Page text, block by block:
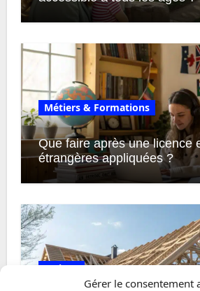
Gérer le consentement
Métiers & Formations
Que faire après une licence
étrangères appliquées ?
Maison